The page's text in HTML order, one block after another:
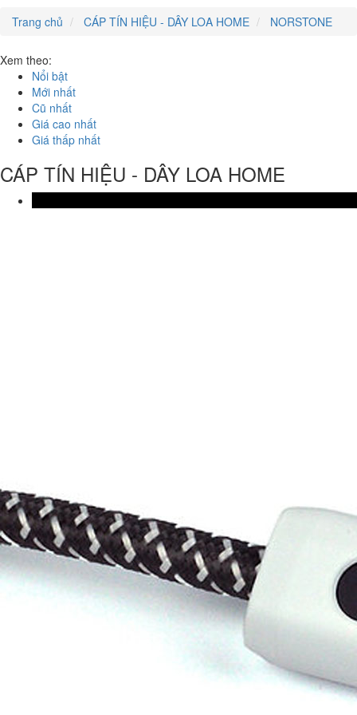
Trang chủ
CÁP TÍN HIỆU - DÂY LOA HOME NORSTONE
Xem theo:
Nổi bật
Mới nhất
Cũ nhất
Giá cao nhất
Giá thấp nhất
CÁP TÍN HIỆU - DÂY LOA HOME